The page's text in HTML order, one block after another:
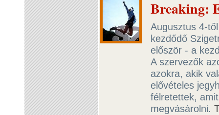
Breaking:
Augusztus 4-
kezdődő
először - a
A szervezők
azokra, akik
elővételes
félretettek,
megvásárolni.